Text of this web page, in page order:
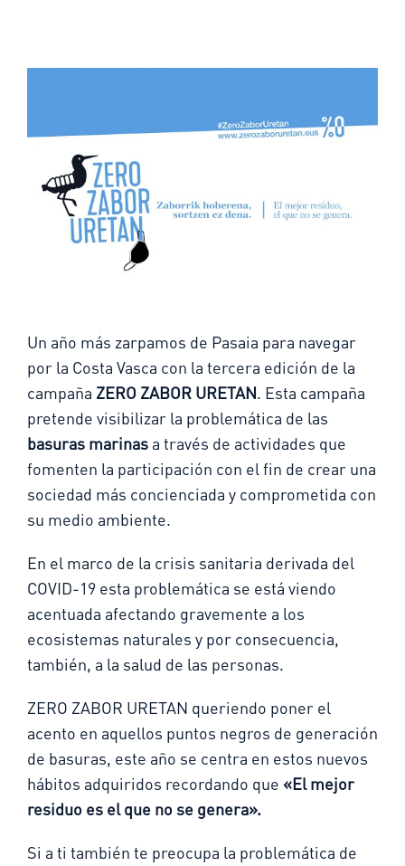
Un año más zarpamos de Pasaia para navegar
por la Costa Vasca con la tercera edición de la
campaña ZERO ZABOR URETAN. Esta campaña
pretende visibilizar la problemática de las
basuras marinas a través de actividades que
fomenten la participación con el fin de crear una
sociedad más concienciada y comprometida con
su medio ambiente.
En el marco de la crisis sanitaria derivada del
COVID-19 esta problemática se está viendo
acentuada afectando gravemente a los
ecosistemas naturales y por consecuencia,
también, a la salud de las personas.
ZERO ZABOR URETAN queriendo poner el
acento en aquellos puntos negros de generación
de basuras, este año se centra en estos nuevos
hábitos adquiridos recordando que «El mejor
residuo es el que no se genera».
Si a ti también te preocupa la problemática de